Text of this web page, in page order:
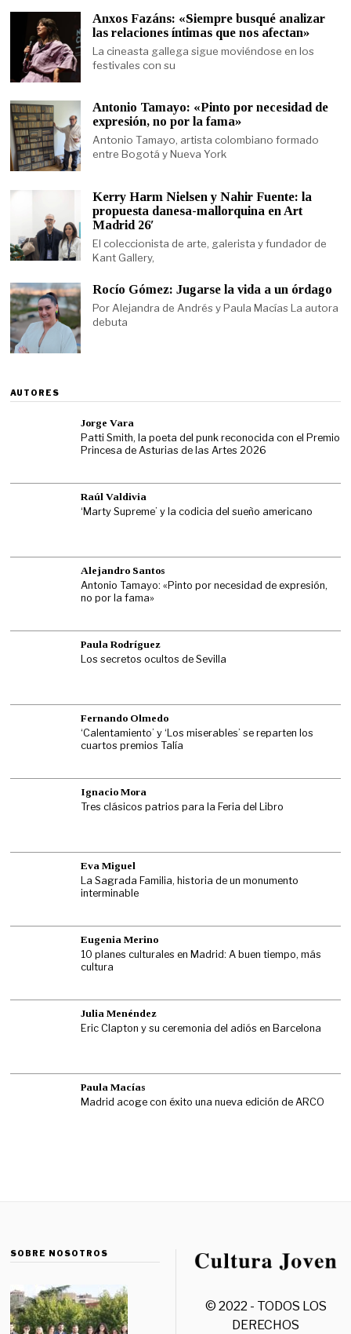
Anxos Fazáns: «Siempre busqué analizar
las relaciones íntimas que nos afectan»
La cineasta gallega sigue moviéndose en los
festivales con su
Antonio Tamayo: «Pinto por necesidad de
expresión, no por la fama»
Antonio Tamayo, artista colombiano formado
entre Bogotá y Nueva York
Kerry Harm Nielsen y Nahir Fuente: la
propuesta danesa-mallorquina en Art
Madrid 26′
El coleccionista de arte, galerista y fundador de
Kant Gallery,
Rocío Gómez: Jugarse la vida a un órdago
Por Alejandra de Andrés y Paula Macías La autora
debuta
AUTORES
Jorge Vara
Patti Smith, la poeta del punk reconocida con el Premio
Princesa de Asturias de las Artes 2026
Raúl Valdivia
‘Marty Supreme’ y la codicia del sueño americano
Alejandro Santos
Antonio Tamayo: «Pinto por necesidad de expresión,
no por la fama»
Paula Rodríguez
Los secretos ocultos de Sevilla
Fernando Olmedo
‘Calentamiento’ y ‘Los miserables’ se reparten los
cuartos premios Talía
Ignacio Mora
Tres clásicos patrios para la Feria del Libro
Eva Miguel
La Sagrada Familia, historia de un monumento
interminable
Eugenia Merino
10 planes culturales en Madrid: A buen tiempo, más
cultura
Julia Menéndez
Eric Clapton y su ceremonia del adiós en Barcelona
Paula Macías
Madrid acoge con éxito una nueva edición de ARCO
SOBRE NOSOTROS
© 2022 - TODOS LOS
DERECHOS